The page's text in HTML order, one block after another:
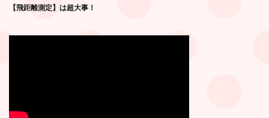
【飛距離測定】は超大事！